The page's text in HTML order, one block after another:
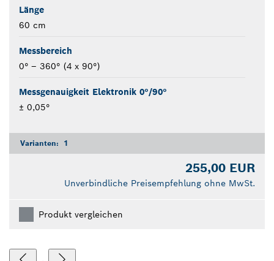
Länge
60 cm
Messbereich
0° – 360° (4 x 90°)
Messgenauigkeit Elektronik 0°/90°
± 0,05°
Varianten: 1
255,00 EUR
Unverbindliche Preisempfehlung ohne MwSt.
Produkt vergleichen